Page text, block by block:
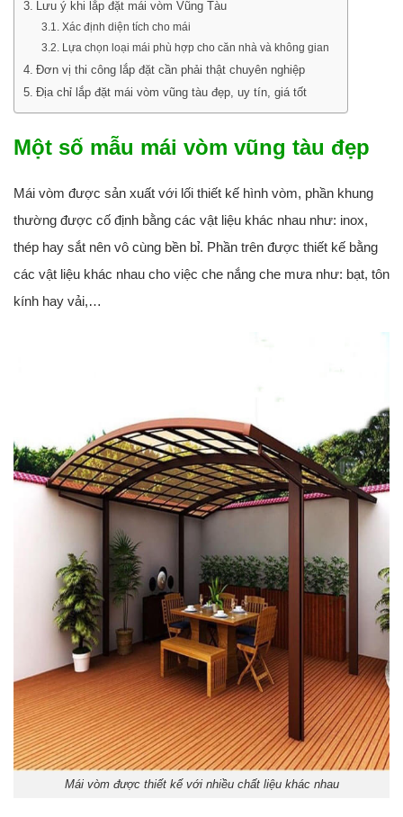
Lưu ý khi lắp đặt mái vòm Vũng Tàu
Xác định diện tích cho mái
Lựa chọn loại mái phù hợp cho căn nhà và không gian
Đơn vị thi công lắp đặt cần phải thật chuyên nghiệp
Địa chỉ lắp đặt mái vòm vũng tàu đẹp, uy tín, giá tốt
Một số mẫu mái vòm vũng tàu đẹp
Mái vòm được sản xuất với lối thiết kế hình vòm, phần khung
thường được cố định bằng các vật liệu khác nhau như: inox,
thép hay sắt nên vô cùng bền bỉ. Phần trên được thiết kế bằng
các vật liệu khác nhau cho việc che nắng che mưa như: bạt, tôn
kính hay vải,…
Mái vòm được thiết kế với nhiều chất liệu khác nhau